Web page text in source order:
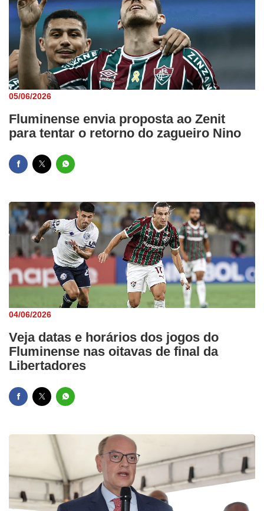
05/06/2026
Fluminense envia proposta ao Zenit
para tentar o retorno do zagueiro Nino
04/06/2026
Veja datas e horários dos jogos do
Fluminense nas oitavas de final da
Libertadores